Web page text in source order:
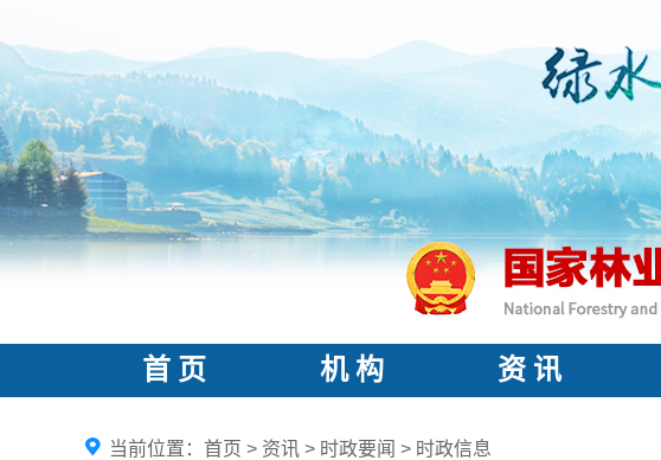
首 页 机 构 资 讯
当前位置： 首页 > 资讯 > 时政要闻 > 时政信息